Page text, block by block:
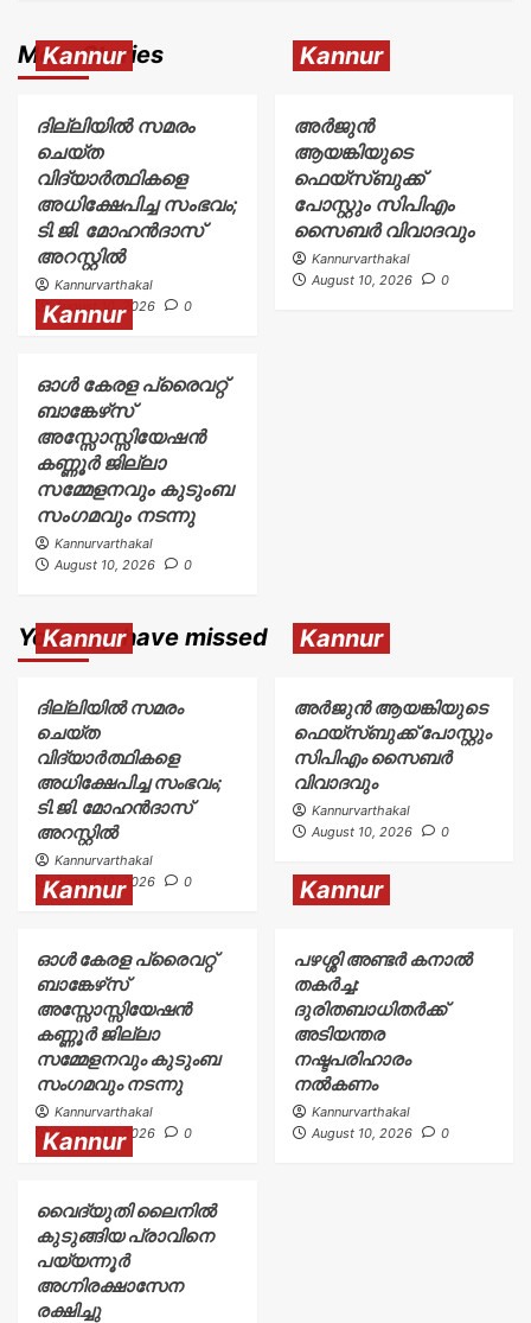
More Stories
Kannur
ദില്ലിയിൽ സമരം
ചെയ്ത
വിദ്യാർത്ഥികളെ
അധിക്ഷേപിച്ച സംഭവം;
ടി.ജി. മോഹൻദാസ്
അറസ്റ്റിൽ
Kannurvarthakal
August 10, 2026
0
Kannur
അര്‍ജുന്‍
ആയങ്കിയുടെ
ഫെയ്‌സ്ബുക്ക്
പോസ്റ്റും സിപിഎം
സൈബര്‍ വിവാദവും
Kannurvarthakal
August 10, 2026
0
Kannur
ഓൾ കേരള പ്രൈവറ്റ്
ബാങ്കേഴ്‌സ്
അസ്സോസ്സിയേഷൻ
കണ്ണൂർ ജില്ലാ
സമ്മേളനവും കുടുംബ
സംഗമവും നടന്നു
Kannurvarthakal
August 10, 2026
0
You may have missed
Kannur
ദില്ലിയിൽ സമരം
ചെയ്ത
വിദ്യാർത്ഥികളെ
അധിക്ഷേപിച്ച സംഭവം;
ടി.ജി. മോഹൻദാസ്
അറസ്റ്റിൽ
Kannurvarthakal
August 10, 2026
0
Kannur
അര്‍ജുന്‍ ആയങ്കിയുടെ
ഫെയ്‌സ്ബുക്ക് പോസ്റ്റും
സിപിഎം സൈബര്‍
വിവാദവും
Kannurvarthakal
August 10, 2026
0
Kannur
ഓൾ കേരള പ്രൈവറ്റ്
ബാങ്കേഴ്‌സ്
അസ്സോസ്സിയേഷൻ
കണ്ണൂർ ജില്ലാ
സമ്മേളനവും കുടുംബ
സംഗമവും നടന്നു
Kannurvarthakal
August 10, 2026
0
Kannur
പഴശ്ശി അണ്ടർ കനാൽ
തകർച്ച:
ദുരിതബാധിതർക്ക്‌
അടിയന്തര
നഷ്ടപരിഹാരം
നൽകണം
Kannurvarthakal
August 10, 2026
0
Kannur
വൈദ്യുതി ലൈനിൽ
കുടുങ്ങിയ പ്രാവിനെ
പയ്യന്നൂർ
അഗ്നിരക്ഷാസേന
രക്ഷിച്ചു